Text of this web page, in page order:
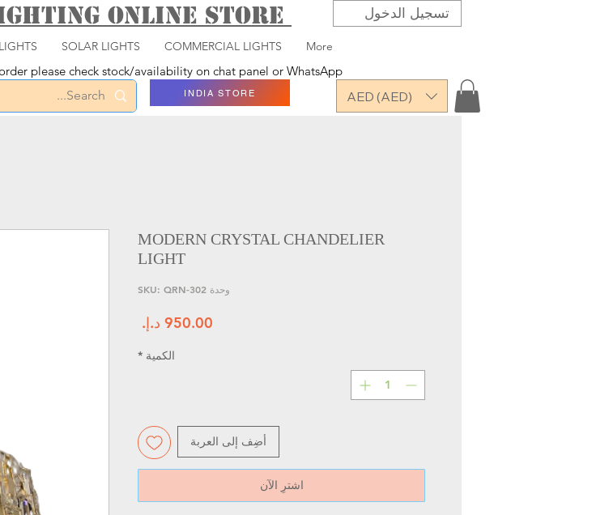
ONLINE STORE
SOLAR LIGHTS COMMERCIAL LIGHTS More
تسجيل الدخول
please check stock/availability on chat panel or WhatsApp
INDIA STORE AED (AED)
MODERN CRYSTAL CHANDELIER
LIGHT
وحدة SKU: QRN-302
الكمية *
أضِف إلى العربة
اشترِ الآن